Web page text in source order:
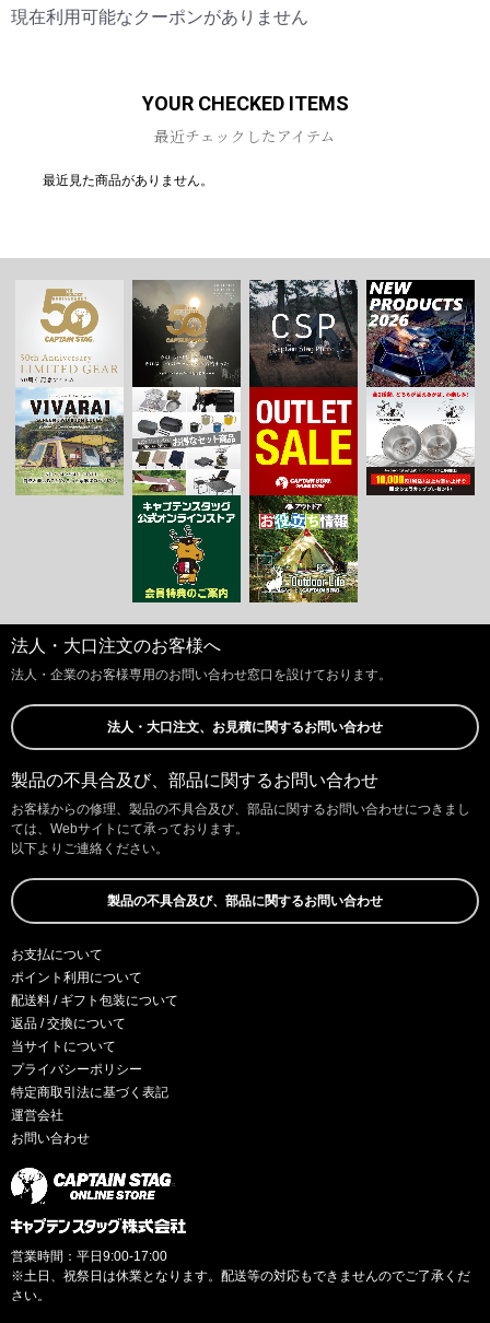
現在利用可能なクーポンがありません
YOUR CHECKED ITEMS
最近チェックしたアイテム
最近見た商品がありません。
法人・大口注文のお客様へ
法人・企業のお客様専用のお問い合わせ窓口を設けております。
法人・大口注文、お見積に関するお問い合わせ
製品の不具合及び、部品に関するお問い合わせ
お客様からの修理、製品の不具合及び、部品に関するお問い合わせにつきまし
ては、Webサイトにて承っております。
以下よりご連絡ください。
製品の不具合及び、部品に関するお問い合わせ
お支払について
ポイント利用について
配送料 / ギフト包装について
返品 / 交換について
当サイトについて
プライバシーポリシー
特定商取引法に基づく表記
運営会社
お問い合わせ
営業時間：平日9:00-17:00
※土日、祝祭日は休業となります。配送等の対応もできませんのでご了承くだ
さい。